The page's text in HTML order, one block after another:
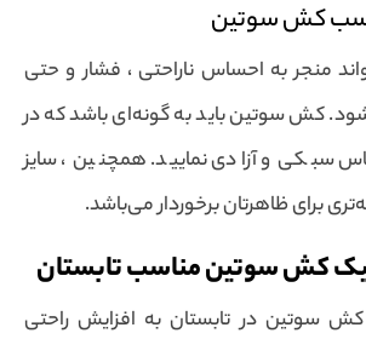
کش سوتین
منجر به احساس ناراحتی ، فشار و حتی
کش سوتین باید به گونه‌ای باشد که در
سبکی و آزادی نمایید. همچنین ، سایز
برای ظاهرتان برخوردار می‌باشد.
کش سوتین مناسب تابستان
سوتین در تابستان به افزایش راحتی